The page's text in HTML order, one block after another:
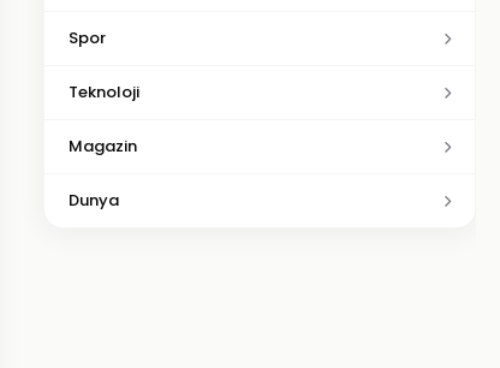
Spor
Teknoloji
Magazin
Dunya